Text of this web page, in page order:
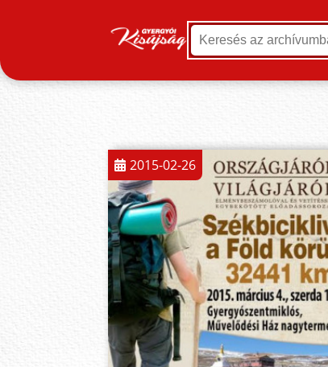
2015-02-26